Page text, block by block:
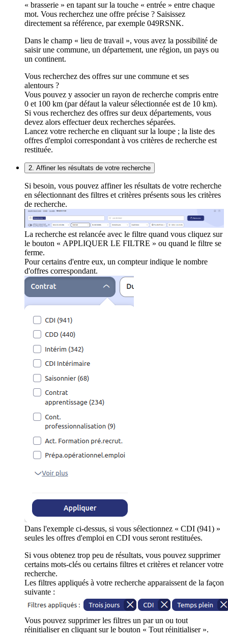
« brasserie » en tapant sur la touche « entrée » entre chaque
mot. Vous recherchez une offre précise ? Saisissez
directement sa référence, par exemple 049RSNK.
Dans le champ « lieu de travail », vous avez la possibilité de
saisir une commune, un département, une région, un pays ou
un continent.
Vous recherchez des offres sur une commune et ses
alentours ?
Vous pouvez y associer un rayon de recherche compris entre
0 et 100 km (par défaut la valeur sélectionnée est de 10 km).
Si vous recherchez des offres sur deux départements, vous
devez alors effectuer deux recherches séparées.
Lancez votre recherche en cliquant sur la loupe ; la liste des
offres d'emploi correspondant à vos critères de recherche est
restituée.
2. Affiner les résultats de votre recherche
Si besoin, vous pouvez affiner les résultats de votre recherche
en sélectionnant des filtres et critères présents sous les critères
de recherche.
La recherche est relancée avec le filtre quand vous cliquez sur
le bouton « APPLIQUER LE FILTRE » ou quand le filtre se
ferme.
Pour certains d'entre eux, un compteur indique le nombre
d'offres correspondant.
Dans l'exemple ci-dessus, si vous sélectionnez « CDI (941) »
seules les offres d'emploi en CDI vous seront restituées.
Si vous obtenez trop peu de résultats, vous pouvez supprimer
certains mots-clés ou certains filtres et critères et relancer votre
recherche.
Les filtres appliqués à votre recherche apparaissent de la façon
suivante :
Vous pouvez supprimer les filtres un par un ou tout
réinitialiser en cliquant sur le bouton « Tout réinitialiser ».